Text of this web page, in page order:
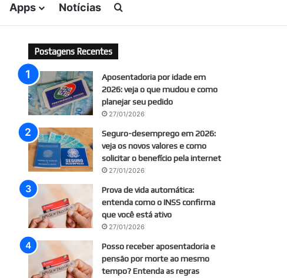
Apps Notícias
Postagens Recentes
Aposentadoria por idade em
2026: veja o que mudou e como
planejar seu pedido
27/01/2026
Seguro-desemprego em 2026:
veja os novos valores e como
solicitar o benefício pela internet
27/01/2026
Prova de vida automática:
entenda como o INSS confirma
que você está ativo
27/01/2026
Posso receber aposentadoria e
pensão por morte ao mesmo
tempo? Entenda as regras